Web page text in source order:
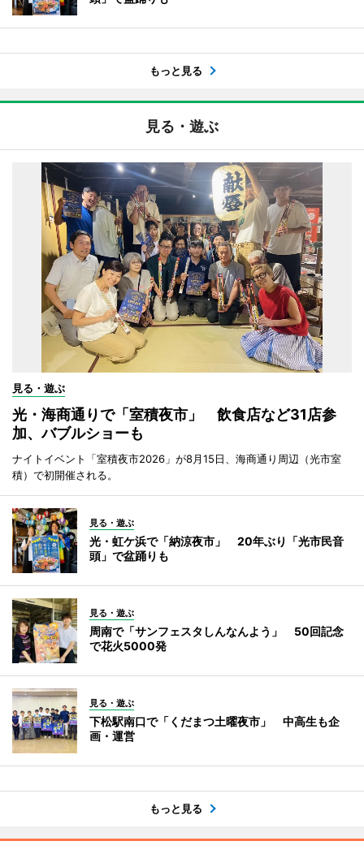
もっと見る
見る・遊ぶ
見る・遊ぶ
光・海商通りで「室積夜市」 飲食店など31店参
加、バブルショーも
ナイトイベント「室積夜市2026」が8月15日、海商通り周辺（光市室
積）で初開催される。
見る・遊ぶ
光・虹ケ浜で「納涼夜市」 20年ぶり「光市民音
頭」で盆踊りも
見る・遊ぶ
周南で「サンフェスタしんなんよう」 50回記念
で花火5000発
見る・遊ぶ
下松駅南口で「くだまつ土曜夜市」 中高生も企
画・運営
もっと見る